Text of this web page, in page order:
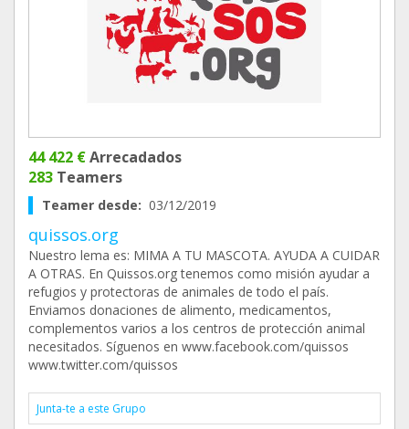
44 422 €Arrecadados
283 Teamers
Teamer desde: 03/12/2019
quissos.org
Nuestro lema es: MIMA A TU MASCOTA. AYUDA A CUIDAR
A OTRAS. En Quissos.org tenemos como misión ayudar a
refugios y protectoras de animales de todo el país.
Enviamos donaciones de alimento, medicamentos,
complementos varios a los centros de protección animal
necesitados. Síguenos en www.facebook.com/quissos
www.twitter.com/quissos
Junta-te a este Grupo